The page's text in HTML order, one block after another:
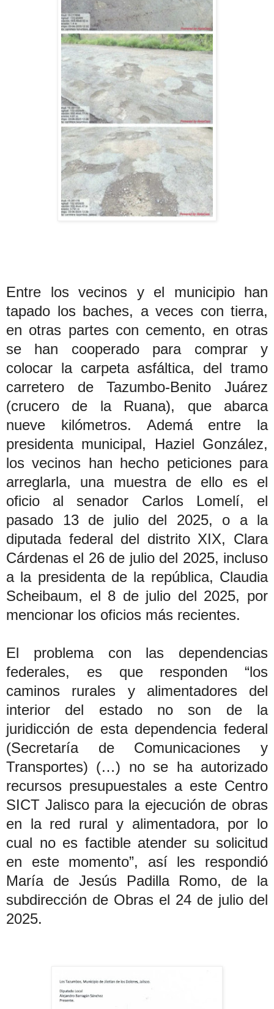
Entre los vecinos y el municipio han
tapado los baches, a veces con tierra,
en otras partes con cemento, en otras
se han cooperado para comprar y
colocar la carpeta asfáltica, del tramo
carretero de Tazumbo-Benito Juárez
(crucero de la Ruana), que abarca
nueve kilómetros. Ademá entre la
presidenta municipal, Haziel González,
los vecinos han hecho peticiones para
arreglarla, una muestra de ello es el
oficio al senador Carlos Lomelí, el
pasado 13 de julio del 2025, o a la
diputada federal del distrito XIX, Clara
Cárdenas el 26 de julio del 2025, incluso
a la presidenta de la república, Claudia
Scheibaum, el 8 de julio del 2025, por
mencionar los oficios más recientes.
El problema con las dependencias
federales, es que responden “los
caminos rurales y alimentadores del
interior del estado no son de la
juridicción de esta dependencia federal
(Secretaría de Comunicaciones y
Transportes) (…) no se ha autorizado
recursos presupuestales a este Centro
SICT Jalisco para la ejecución de obras
en la red rural y alimentadora, por lo
cual no es factible atender su solicitud
en este momento”, así les respondió
María de Jesús Padilla Romo, de la
subdirección de Obras el 24 de julio del
2025.